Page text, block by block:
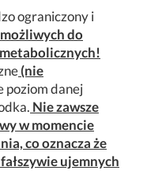
ograniczony i
do
(nie
poziom danej
Nie zawsze
w momencie
co oznacza że
ujemnych